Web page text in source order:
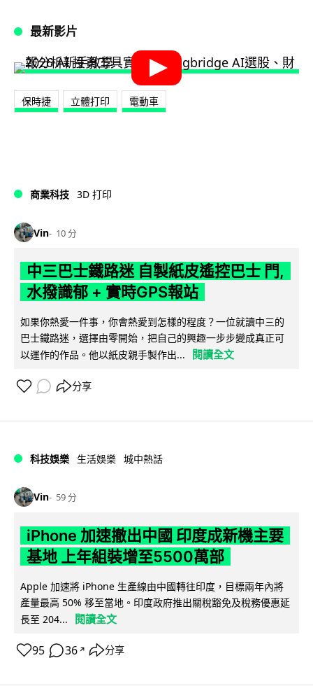
最新影片
保時捷 立體打印 電動車
商業科技 3D 打印
Vin 10 分
中三巴士鐵路迷 自製紙皮遙控巴士 門,
水撥識郁 + 實時GPS報站
如果你熱愛一件事，你會熱愛到怎樣的程度？一位就讀中三的
巴士鐵路迷，選擇由零開始，把自己的興趣一步步變成真正可
以運作的作品。他以紙皮親手製作出...
閱讀全文
分享
科技娛樂 生活娛樂 城中熱話
Vin 59 分
iPhone 加速撤出中國 印度成新機主要
基地 上年組裝增至5500萬部
Apple 加速將 iPhone 生產線由中國轉往印度，目標兩年內將
產量最高 50% 移至當地。印度政府推出關稅豁免及稅務優惠延
長至 204...
閱讀全文
95 36 ↗ 分享